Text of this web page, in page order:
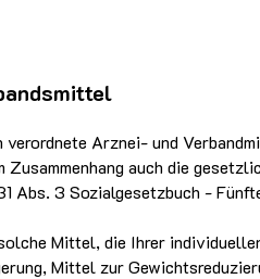
Arznei- und
Zusammenhang auch die
Abs. 3 Sozialgesetzbuch -
Mittel, die Ihrer
Mittel zur